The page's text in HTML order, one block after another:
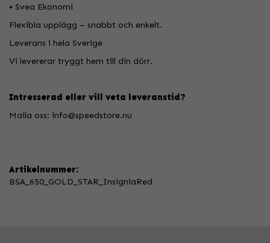
• Svea Ekonomi
Flexibla upplägg – snabbt och enkelt.
Leverans i hela Sverige
Vi levererar tryggt hem till din dörr.
Intresserad eller vill veta leveranstid?
Maila oss: info@speedstore.nu
Artikelnummer:
BSA_650_GOLD_STAR_InsigniaRed